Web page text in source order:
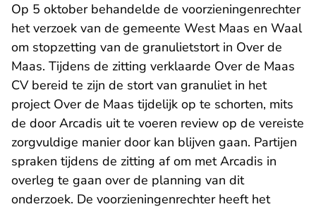
Op 5 oktober behandelde de voorzieningenrechter
het verzoek van de gemeente West Maas en Waal
om stopzetting van de granulietstort in Over de
Maas. Tijdens de zitting verklaarde Over de Maas
CV bereid te zijn de stort van granuliet in het
project Over de Maas tijdelijk op te schorten, mits
de door Arcadis uit te voeren review op de vereiste
zorgvuldige manier door kan blijven gaan. Partijen
spraken tijdens de zitting af om met Arcadis in
overleg te gaan over de planning van dit
onderzoek. De voorzieningenrechter heeft het